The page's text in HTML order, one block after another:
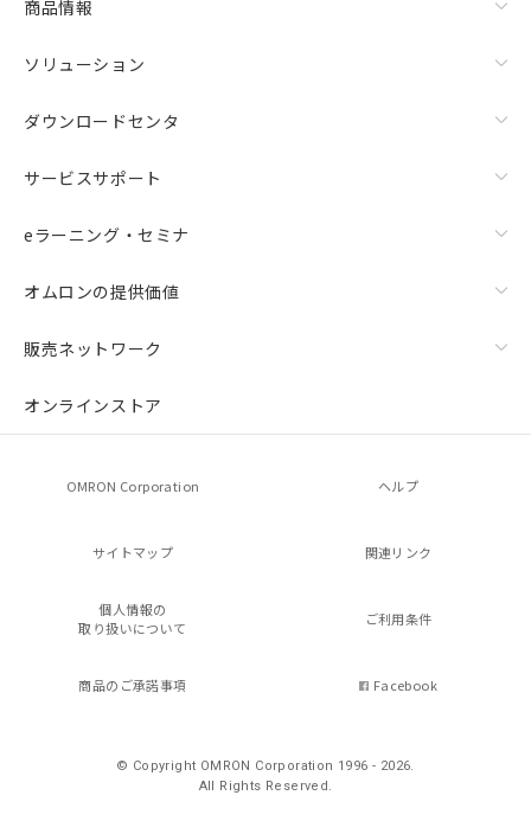
商品情報
ソリューション
ダウンロードセンタ
サービスサポート
eラーニング・セミナ
オムロンの提供価値
販売ネットワーク
オンラインストア
OMRON Corporation ヘルプ
サイトマップ 関連リンク
個人情報の
取り扱いについて
ご利用条件
商品のご承諾事項 Facebook
© Copyright OMRON Corporation 1996 - 2026.
All Rights Reserved.